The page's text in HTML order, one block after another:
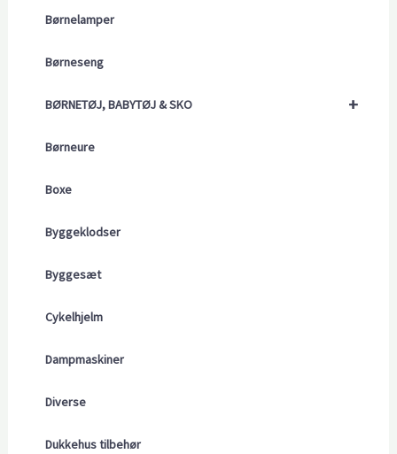
Børnelamper
Børneseng
+
BØRNETØJ, BABYTØJ & SKO
Børneure
Boxe
Byggeklodser
Byggesæt
Cykelhjelm
Dampmaskiner
Diverse
Dukkehus tilbehør